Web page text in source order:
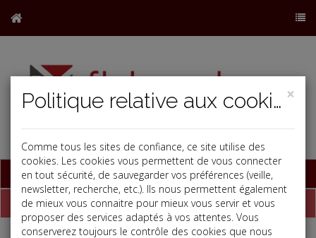
Base documentaire
Dépêches
×
Politique relative aux cookies
Comme tous les sites de confiance, ce site utilise des
cookies. Les cookies vous permettent de vous connecter
en tout sécurité, de sauvegarder vos préférences (veille,
newsletter, recherche, etc.). Ils nous permettent également
de mieux vous connaitre pour mieux vous servir et vous
proposer des services adaptés à vos attentes. Vous
conserverez toujours le contrôle des cookies que nous